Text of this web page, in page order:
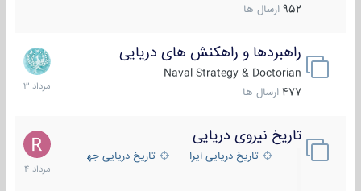
952 ارسال ها
راهبردها و راهکنش های دریایی
Naval Strategy & Doctorian
477 ارسال ها
2
مرداد
1403
تاریخ نیروی دریایی
تاریخ دریایی ایران تاریخ دریایی جهان
16
مرداد
1404